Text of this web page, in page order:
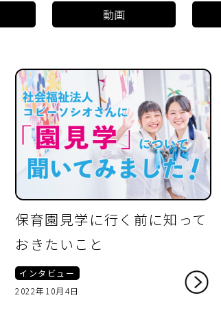
動画
保育園見学に行く前に知って
おきたいこと
インタビュー
2022年10月4日